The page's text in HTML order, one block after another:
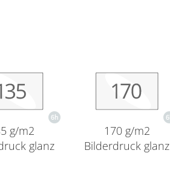
g/m2
glanz
170 g/m2
Bilderdruck glanz